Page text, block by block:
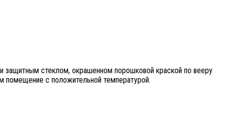
защитным стеклом, окрашенном порошковой краской по вееру
помещение с положительной температурой.